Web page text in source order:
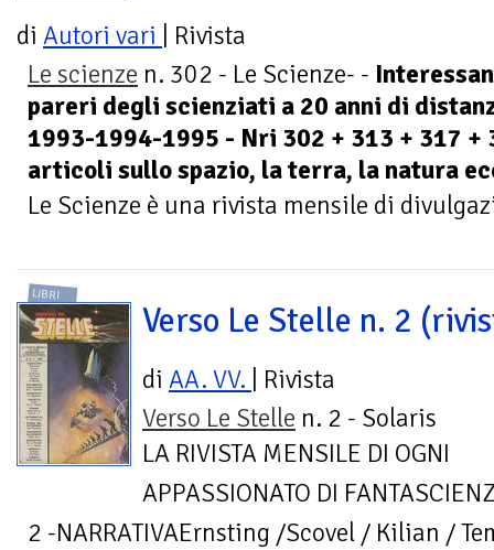
di Autori vari
| Rivista
Le scienze n. 302 - Le Scienze- -
pareri degli scienziati a 20 anni di
1993-1994-1995 - Nri 302 + 313 + 317 +
articoli sullo spazio, la terra, la natura
Le Scienze è una rivista mensile di
LIBRI
Verso Le Stelle n. 2
di AA. VV.
| Rivista
Verso Le Stelle n. 2 - Solaris
LA RIVISTA MENSILE DI OGNI
APPASSIONATO DI
2 -NARRATIVAErnsting /Scovel / Kilian /